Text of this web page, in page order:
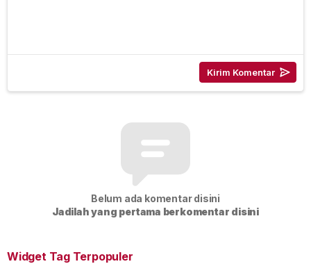
Belum ada komentar disini
Jadilah yang pertama berkomentar disini
Widget Tag Terpopuler